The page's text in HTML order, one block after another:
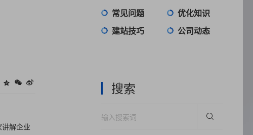
解企业
常见问题
优化知识
建站技巧
公司动态
搜索